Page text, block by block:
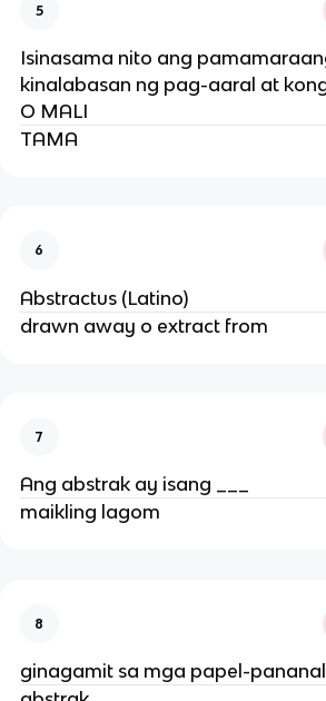
5
Isinasama nito ang
kinalabasan ng pag-aaral at
O MALI
TAMA
6
Abstractus (Latino)
drawn away o extract from
7
Ang abstrak ay isang ___
maikling lagom
8
ginagamit sa mga papel-